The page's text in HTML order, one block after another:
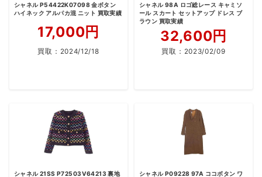
シャネル P54422K07098 金ボタン
ハイネック アルパカ混 ニット 買取実績
17,000円
買取： 2024/12/18
シャネル 98A ロゴ総レース キャミソ
ール スカート セットアップ ドレス ブ
ラウン 買取実績
32,600円
買取： 2023/02/09
シャネル 21SS P72503V64213 裏地
シャネル P09228 97A ココボタン ワ